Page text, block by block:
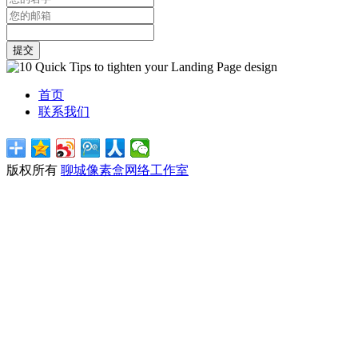
提交
首页
联系我们
版权所有 聊城像素盒网络工作室